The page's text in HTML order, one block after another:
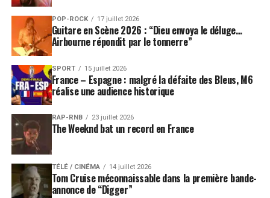
POP-ROCK 17 juillet 2026
Guitare en Scène 2026 : “Dieu envoya le déluge…
Airbourne répondit par le tonnerre”
SPORT 15 juillet 2026
France – Espagne : malgré la défaite des Bleus, M6
réalise une audience historique
RAP-RNB 23 juillet 2026
The Weeknd bat un record en France
TÉLÉ / CINÉMA 14 juillet 2026
Tom Cruise méconnaissable dans la première bande-
annonce de “Digger”